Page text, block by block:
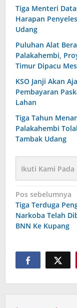
Tiga Menteri
Harapan
Udang
Puluhan Alat
Palakahembi,
Timur Dipacu
KSO Janji Akan
Pembayaran
Lahan
Tiga Tahun
Palakahembi
Tambak Udang
Ikuti Kami Pada
Navigasi
pos
Pos sebelumnya
Tiga Terduga
Narkoba Telah
BNN Ke Kupang